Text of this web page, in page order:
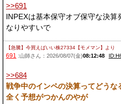
>>691
INPEXは基本保守オブ保守な決算
なりやすいで
【急騰】今買えばいい株27334【モメマン】 より
691 :山師さん：2026/08/07(金)08:12:48
>>684
戦争中のインペの決算ってどうな
全く予想がつかんのやが